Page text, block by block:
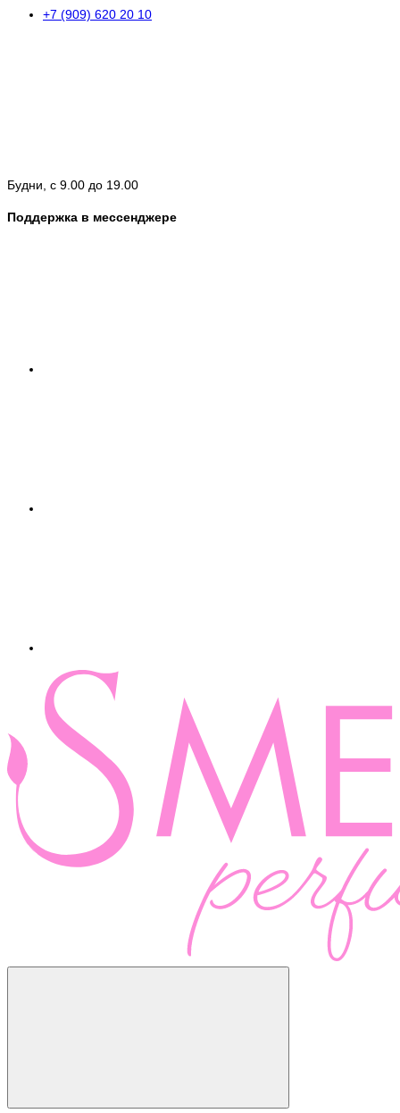
+7 (909) 620 20 10
Будни, с 9.00 до 19.00
Поддержка в мессенджере